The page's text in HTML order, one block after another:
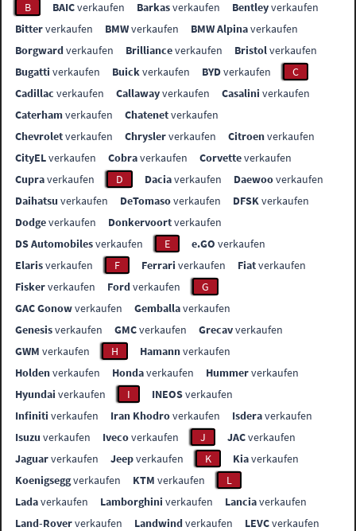
B BAICverkaufen Barkasverkaufen Bentleyverkaufen
Bitterverkaufen BMWverkaufen BMW Alpinaverkaufen
Borgwardverkaufen Brillianceverkaufen Bristolverkaufen
Bugatti verkaufen Buickverkaufen BYDverkaufen
C
Cadillac verkaufen Callawayverkaufen Casalini verkaufen
Caterhamverkaufen Chatenetverkaufen
Chevroletverkaufen Chryslerverkaufen Citroenverkaufen
CityELverkaufen Cobraverkaufen Corvetteverkaufen
Cupraverkaufen D Daciaverkaufen Daewooverkaufen
Daihatsu verkaufen DeTomasoverkaufen DFSKverkaufen
Dodgeverkaufen Donkervoortverkaufen
DS Automobilesverkaufen E e.GO verkaufen
Elarisverkaufen F Ferrari verkaufen Fiatverkaufen
Fiskerverkaufen Fordverkaufen
G
GAC Gonowverkaufen Gemballaverkaufen
Genesisverkaufen GMCverkaufen Grecavverkaufen
GWM verkaufen H Hamannverkaufen
Holdenverkaufen Hondaverkaufen Hummerverkaufen
Hyundai verkaufen I INEOSverkaufen
Infiniti verkaufen Iran Khodroverkaufen Isderaverkaufen
Isuzu verkaufen Ivecoverkaufen J JACverkaufen
Jaguarverkaufen Jeepverkaufen K Kiaverkaufen
Koenigseggverkaufen KTM verkaufen
L
Ladaverkaufen Lamborghini verkaufen Lanciaverkaufen
Land-Roververkaufen Landwindverkaufen LEVCverkaufen